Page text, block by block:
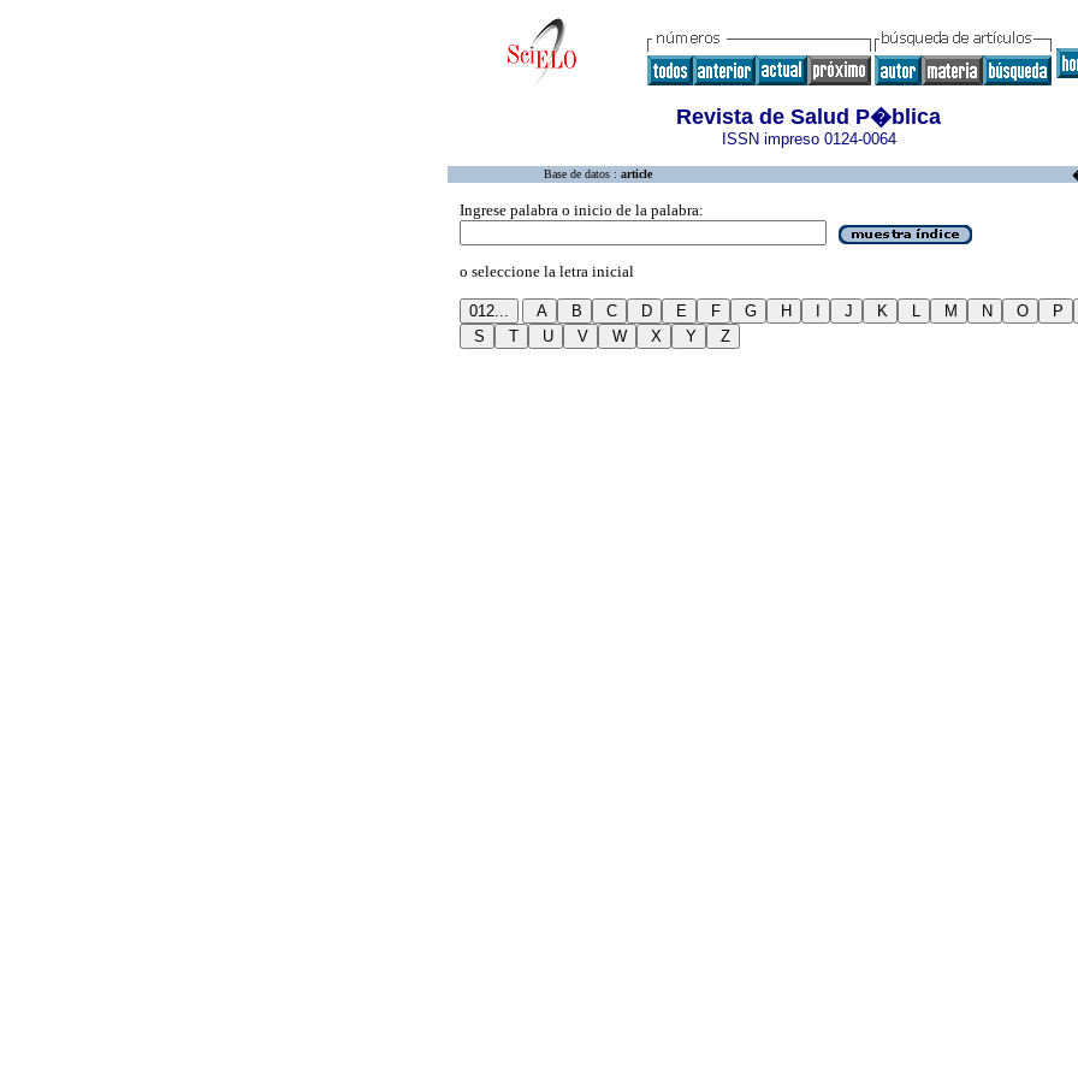
Revista de Salud P�blica
ISSN impreso 0124-0064
Base de datos : article
Ingrese palabra o inicio de la palabra:
o seleccione la letra inicial